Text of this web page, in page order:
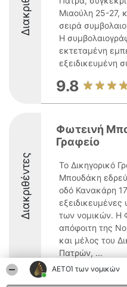
ΑΕΤΟΊ των νομικών
Μιαούλη 25-27,
σειρά
Η
εκτεταμένη
εξειδικευμένη
9.8
Διακριθέντες
Φωτεινή
Γραφείο
Το Δικηγορικό
Μπουδάκη
οδό Κανακάρη
εξειδικευμένες
των νομικών. Η
απόφοιτη της
και μέλος του
Πατρών, ...
9